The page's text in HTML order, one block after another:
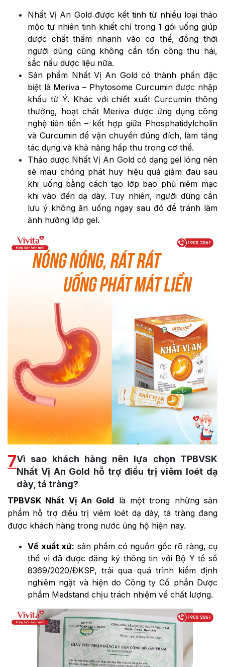
Nhất Vị An Gold được kết tinh từ nhiều loại thảo
mộc tự nhiên tinh khiết chỉ trong 1 gói uống giúp
dược chất thấm nhanh vào cơ thể, đồng thời
người dùng cũng không cần tốn công thu hái,
sắc nấu dược liệu nữa.
Sản phẩm Nhất Vị An Goldcó thành phần đặc
biệt là Meriva – Phytosome Curcumin được nhập
khẩu từ Ý. Khác với chiết xuấtCurcumin thông
thường, hoạt chất Meriva được ứng dụng công
nghệ tiên tiến – kết hợp giữa Phosphatidylcholin
và Curcuminđể vận chuyển đúng đích, làm tăng
tác dụng và khả năng hấp thu trong cơ thể.
Thảo dược Nhất Vị An Gold có dạng gel lỏng nên
sẽ mau chóng phát huy hiệu quả giảm đau sau
khi uống bằng cách tạo lớp bao phủ niêm mạc
khi vào đến dạ dày. Tuy nhiên, người dùng cần
lưu ý không ăn uống ngay sau đó để tránh làm
ảnh hưởng lớp gel.
7Vì sao khách hàng nên lựa chọn TPBVSK
Nhất Vị An Gold hỗ trợ điều trị viêm loét dạ
dày, tá tràng?
TPBVSK Nhất Vị An Gold là một trong những sản
phẩm hỗ trợ điều trị viêm loét dạ dày, tá tràng đang
được khách hàng trong nước ủng hộ hiện nay.
Về xuất xứ: sản phẩm có nguồn gốc rõ ràng, cụ
thể vì đã được đăng ký thông tin với Bộ Y tế số
8369/2020/ĐKSP, trải qua quá trình kiểm định
nghiêm ngặt và hiện do Công ty Cổ phần Dược
phẩm Medstand chịu trách nhiệm về chất lượng.